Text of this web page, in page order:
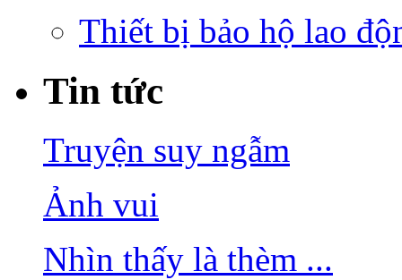
Thiết bị bảo hộ lao
Tin tức
Truyện suy ngẫm
Ảnh vui
Nhìn thấy là thèm ...